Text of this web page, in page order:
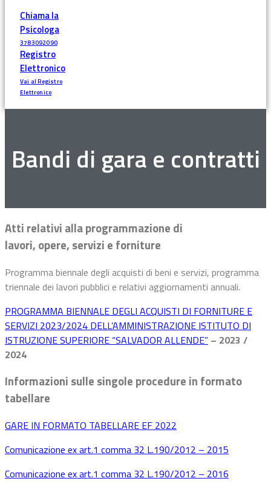
Chiama la
Psicologa
3783092090
Registro
Elettronico
Vai al Registro
Elettronico
Bandi di gara e contratti
Atti relativi alla programmazione di
lavori, opere, servizi e forniture
Programma biennale degli acquisti di beni e servizi, programma
triennale dei lavori pubblici e relativi aggiornamenti annuali.
PROGRAMMA BIENNALE DEGLI ACQUISTI DI FORNITURE E
SERVIZI 2023/2024 DELL’AMMINISTRAZIONE ISTITUTO DI
ISTRUZIONE SUPERIORE “SALVADOR ALLENDE” – 2023 /
2024
Informazioni sulle singole procedure in formato
tabellare
GARE IN FORMATO TABELLARE EF 2022
Comunicazione ex art.1 comma 32 L.190/2012 – 2015
Comunicazione ex art.1 comma 32 L.190/2012 – 2016